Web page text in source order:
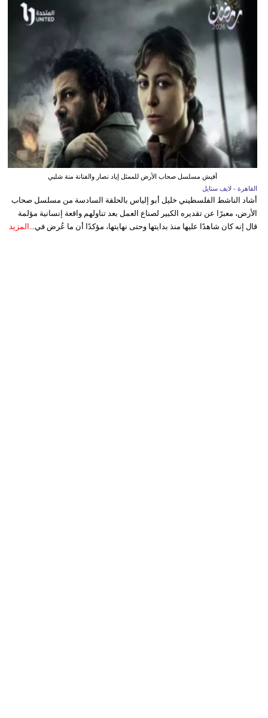
أفيش مسلسل صحاب الأرض للممثل إياد نصار والفنانة منة شلبي
القاهرة - لايف ستايل
أشاد الناشط الفلسطيني خليل أبو إلياس بالحلقة السادسة من مسلسل صحاب
الأرض، معبرًا عن تقديره الكبير لصناع العمل بعد تناولهم واقعة إنسانية مؤلمة
قال إنه كان شاهدًا عليها منذ بدايتها وحتى نهايتها، مؤكدًا أن ما عُرض في... المزيد